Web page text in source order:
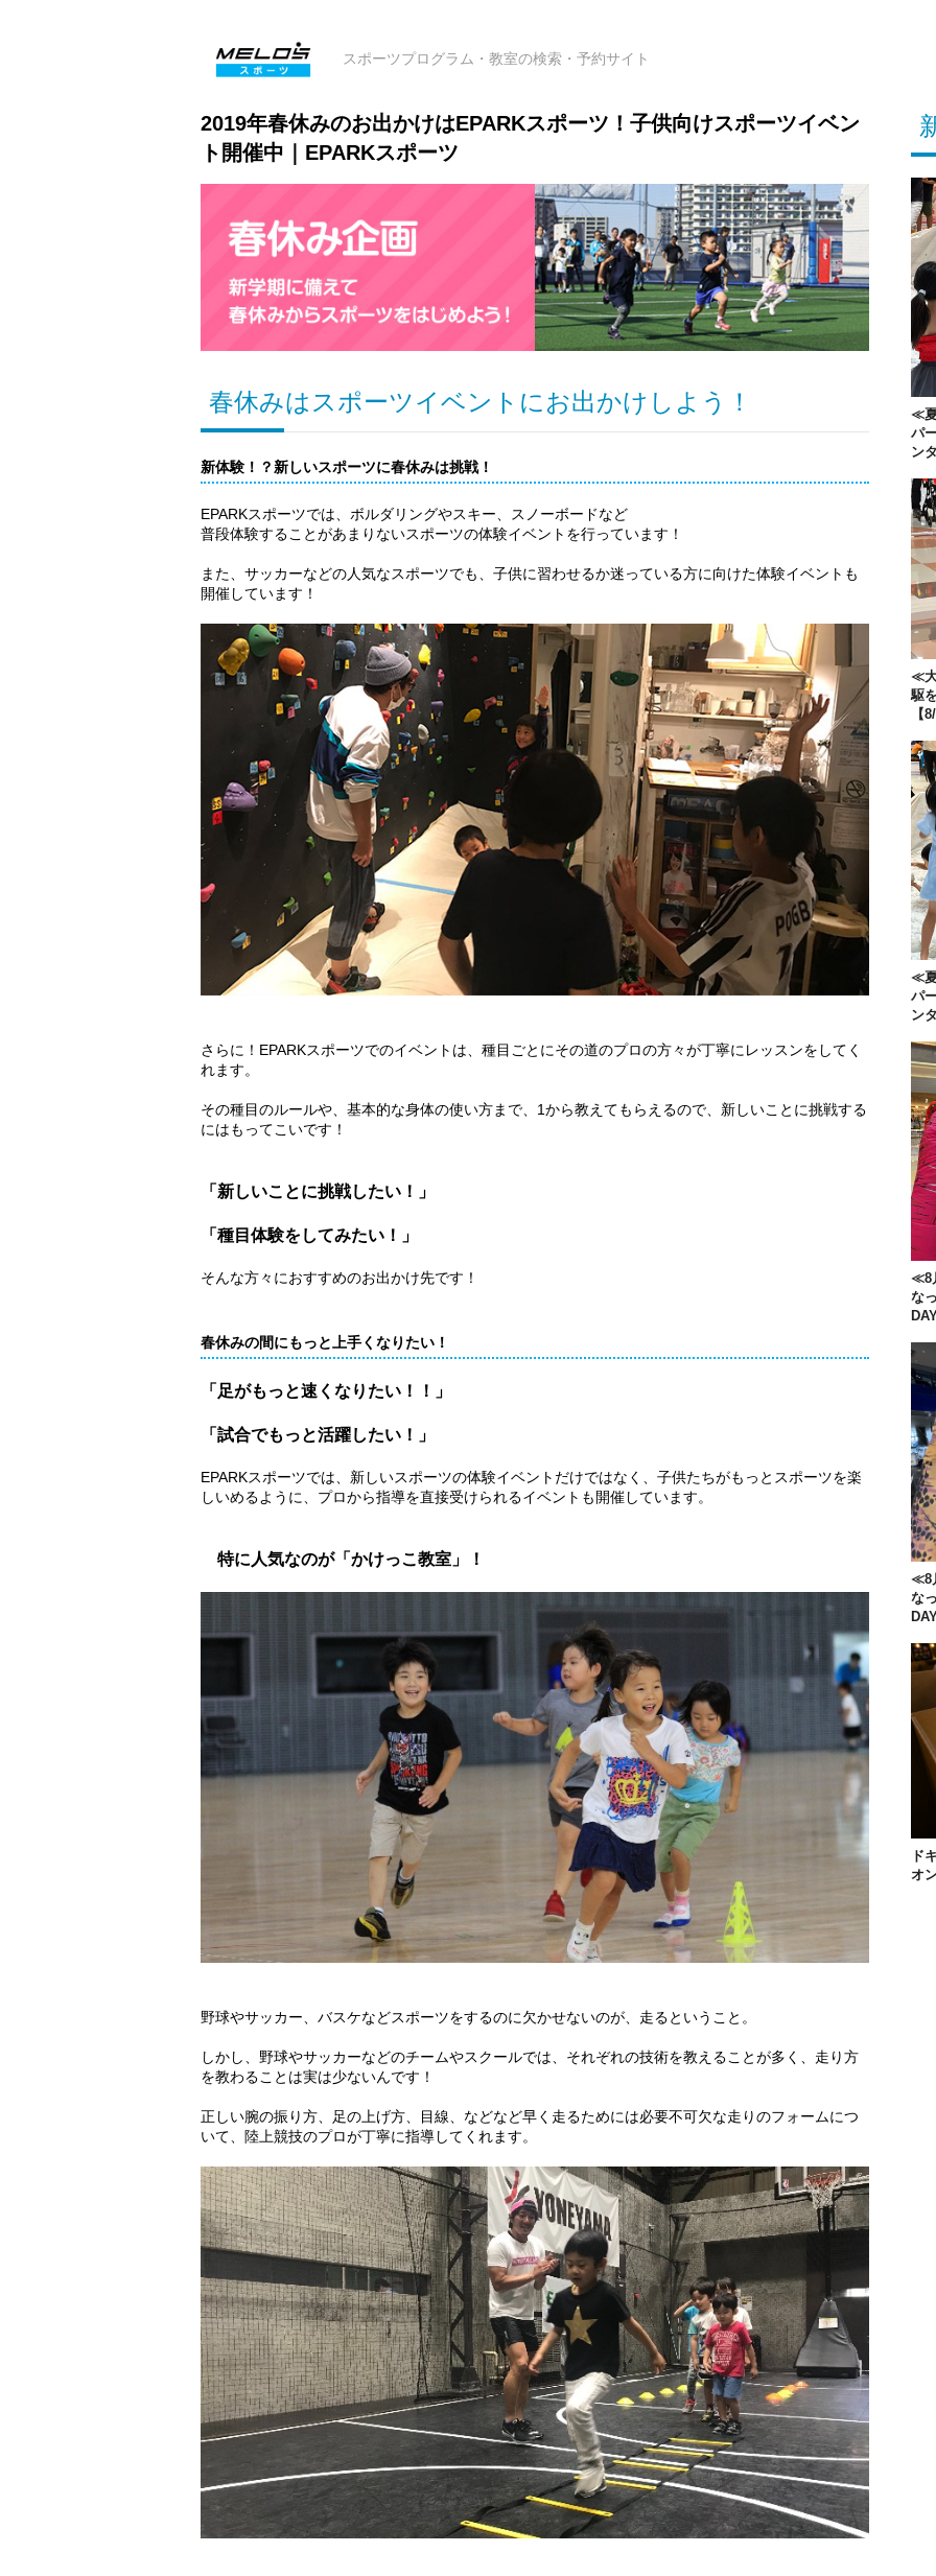
スポーツプログラム・教室の検索・予約サイト
2019年春休みのお出かけはEPARKスポーツ！子供向けスポーツイベン
ト開催中｜EPARKスポーツ
春休みはスポーツイベントにお出かけしよう！
新体験！？新しいスポーツに春休みは挑戦！
EPARKスポーツでは、ボルダリングやスキー、スノーボードなど
普段体験することがあまりないスポーツの体験イベントを行っています！
また、サッカーなどの人気なスポーツでも、子供に習わせるか迷っている方に向けた体験イベントも
開催しています！
さらに！EPARKスポーツでのイベントは、種目ごとにその道のプロの方々が丁寧にレッスンをしてく
れます。
その種目のルールや、基本的な身体の使い方まで、1から教えてもらえるので、新しいことに挑戦する
にはもってこいです！
「新しいことに挑戦したい！」
「種目体験をしてみたい！」
そんな方々におすすめのお出かけ先です！
春休みの間にもっと上手くなりたい！
「足がもっと速くなりたい！！」
「試合でもっと活躍したい！」
EPARKスポーツでは、新しいスポーツの体験イベントだけではなく、子供たちがもっとスポーツを楽
しいめるように、プロから指導を直接受けられるイベントも開催しています。
特に人気なのが「かけっこ教室」！
野球やサッカー、バスケなどスポーツをするのに欠かせないのが、走るということ。
しかし、野球やサッカーなどのチームやスクールでは、それぞれの技術を教えることが多く、走り方
を教わることは実は少ないんです！
正しい腕の振り方、足の上げ方、目線、などなど早く走るためには必要不可欠な走りのフォームにつ
いて、陸上競技のプロが丁寧に指導してくれます。
≪夏
パ
ン
≪大
駆
【
≪夏
パ
ン
≪8
な
≪8
な
ド
オ